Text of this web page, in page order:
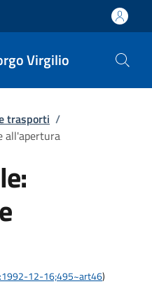
Virgilio
trasporti /
all'apertura
12-16;495~art46)